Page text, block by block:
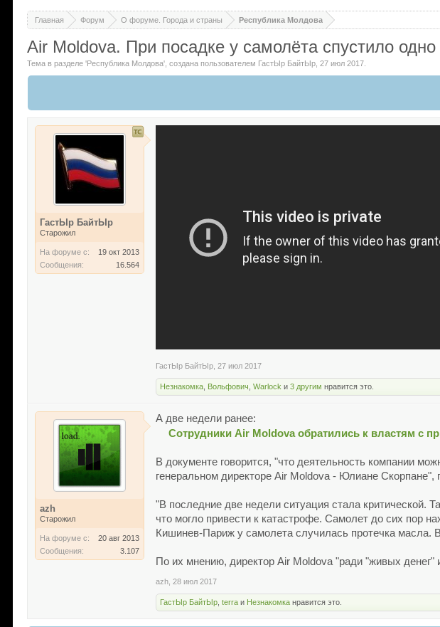
Главная Форум О форуме. Города и страны Республика Молдова
Air Moldova. При посадке у самолёта спустило
Тема в разделе 'Республика Молдова' , создана пользователем ГастЫр БайтЫр ,27 июл 2017
ГастЫр БайтЫр
Старожил
На форуме с:
19 окт 2013
Сообщения:
16.564
ГастЫр БайтЫр 27 июл 2017
Незнакомка Вольфович ,Warlock и3 другим нравится это.
azh
Старожил
На форуме с:
20 авг 2013
Сообщения:
3.107
А две недели ранее:
Сотрудники Air Moldova обратились к властям с
В документе говорится, "что деятельность компании
генеральном директоре Air Moldova - Юлиане Скорпане",
"В последние две недели ситуация стала критической.
что могло привести к катастрофе. Самолет до сих пор
Кишинев-Париж у самолета случилась протечка масла.
По их мнению, директор Air Moldova "ради "живых денег"
azh 28 июл 2017
ГастЫр БайтЫр ,terra и Незнакомка нравится это.